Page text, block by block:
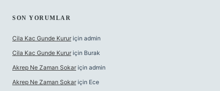
SON YORUMLAR
Cila Kac Gunde Kurur için admin
Cila Kac Gunde Kurur için Burak
Akrep Ne Zaman Sokar için admin
Akrep Ne Zaman Sokar için Ece